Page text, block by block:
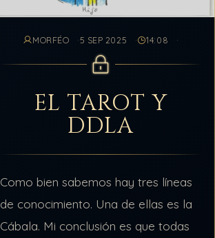
MORFÉO 5 SEP 2025 14:08
EL TAROT Y
DDLA
Como bien sabemos hay tres líneas
de conocimiento. Una de ellas es la
Cábala. Mi conclusión es que todas